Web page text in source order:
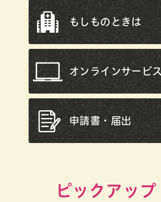
もしものときは
オンラインサービス
申請書・届出
ピックアップ